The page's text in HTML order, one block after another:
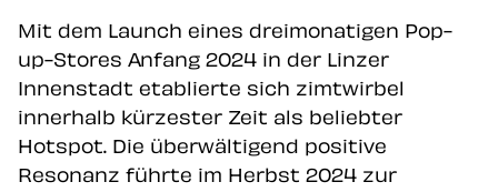
Mit dem Launch eines dreimonatigen Pop-
up-Stores Anfang 2024 in der Linzer
Innenstadt etablierte sich zimtwirbel
innerhalb kürzester Zeit als beliebter
Hotspot. Die überwältigend positive
Resonanz führte im Herbst 2024 zur